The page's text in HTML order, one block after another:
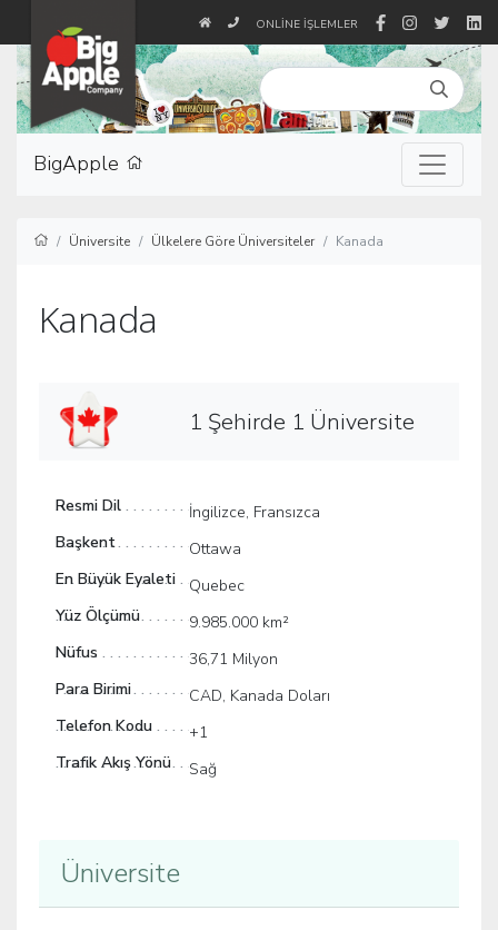
ONLINE İŞLEMLER
BigApple
Üniversite Ülkelere Göre Üniversiteler Kanada
Kanada
1 Şehirde 1 Üniversite
Resmi Dil
İngilizce, Fransızca
Başkent
Ottawa
En Büyük Eyaleti
Quebec
Yüz Ölçümü
9.985.000 km²
Nüfus
36,71 Milyon
Para Birimi
CAD, Kanada Doları
Telefon Kodu
+1
Trafik Akış Yönü
Sağ
Üniversite